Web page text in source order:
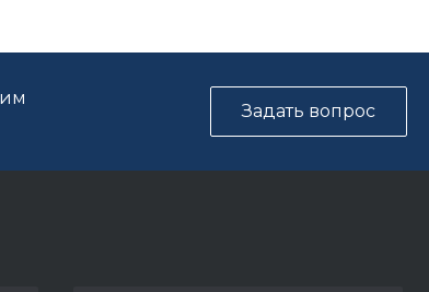
Задать вопрос